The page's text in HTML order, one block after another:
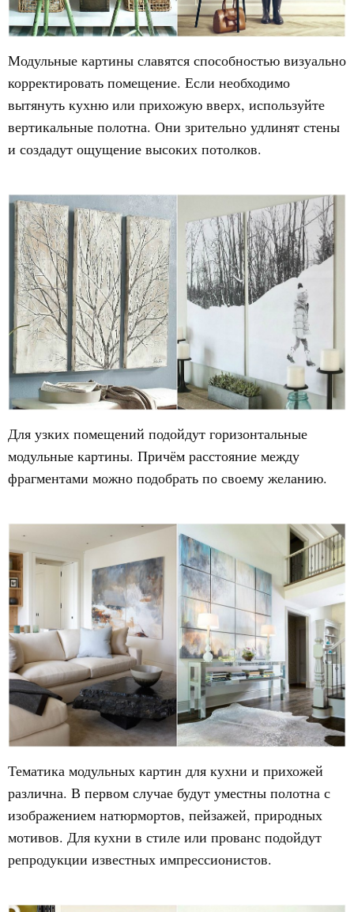
Модульные картины славятся способностью визуально
корректировать помещение. Если необходимо
вытянуть кухню или прихожую вверх, используйте
вертикальные полотна. Они зрительно удлинят стены
и создадут ощущение высоких потолков.
Для узких помещений подойдут горизонтальные
модульные картины. Причём расстояние между
фрагментами можно подобрать по своему желанию.
Тематика модульных картин для кухни и прихожей
различна. В первом случае будут уместны полотна с
изображением натюрмортов, пейзажей, природных
мотивов. Для кухни в стиле или прованс подойдут
репродукции известных импрессионистов.